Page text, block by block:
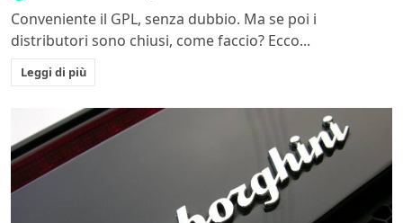
Conveniente il GPL, senza dubbio. Ma se poi i
distributori sono chiusi, come faccio? Ecco...
Leggi di più